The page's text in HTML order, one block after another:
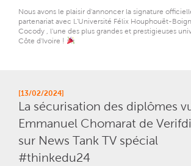
Nous avons le plaisir d'annoncer la signature
partenariat avec L'Université Félix Houphouët-
Cocody , l'une des plus grandes et prestigieuses
Côte d'Ivoire !
[13/02/2024]
La sécurisation des diplômes
Emmanuel Chomarat de
sur News Tank TV spécial
#thinkedu24